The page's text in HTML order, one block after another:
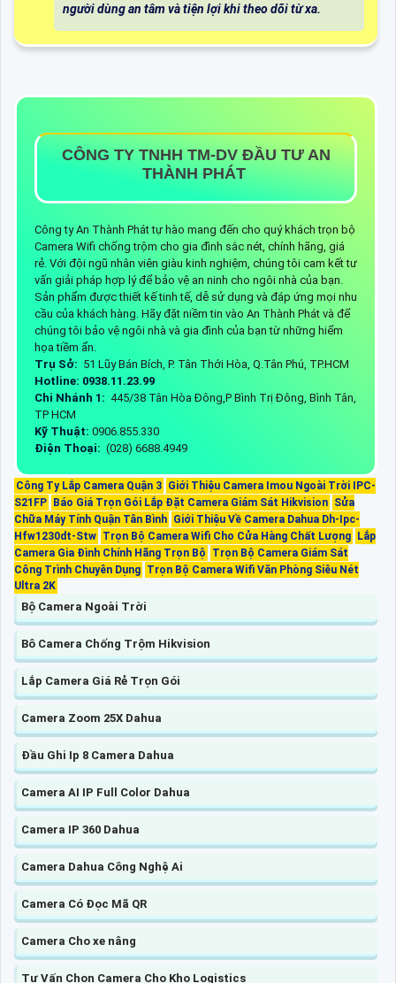
người dùng an tâm và tiện lợi khi theo dõi từ xa.
CÔNG TY TNHH TM-DV ĐẦU TƯ AN
THÀNH PHÁT
Công ty An Thành Phát tự hào mang đến cho quý khách trọn bộ
Camera Wifi chống trộm cho gia đình sắc nét, chính hãng, giá
rẻ. Với đội ngũ nhân viên giàu kinh nghiệm, chúng tôi cam kết tư
vấn giải pháp hợp lý để bảo vệ an ninh cho ngôi nhà của bạn.
Sản phẩm được thiết kế tinh tế, dễ sử dụng và đáp ứng mọi nhu
cầu của khách hàng. Hãy đặt niềm tin vào An Thành Phát và để
chúng tôi bảo vệ ngôi nhà và gia đình của bạn từ những hiểm
họa tiềm ẩn.
Trụ Sở: 51 Lũy Bán Bích, P. Tân Thới Hòa, Q.Tân Phú, TP.HCM
Hotline: 0938.11.23.99
Chi Nhánh 1: 445/38 Tân Hòa Đông,P Bình Trị Đông, Bình Tân,
TP HCM
Kỹ Thuật: 0906.855.330
Điện Thoại: (028) 6688.4949
Công Ty Lắp Camera Quận 3 Giới Thiệu Camera Imou Ngoài Trời IPC-
S21FP
Báo Giá Trọn Gói Lắp Đặt Camera Giám Sát Hikvision Sửa
Chữa Máy Tính Quận Tân Bình Giới Thiệu Về Camera Dahua Dh-Ipc-
Hfw1230dt-Stw Trọn Bộ Camera Wifi Cho Cửa Hàng Chất Lượng
Lắp
Camera Gia Đình Chính Hãng Trọn Bộ
Trọn Bộ Camera Giám Sát
Công Trình Chuyên Dụng Trọn Bộ Camera Wifi Văn Phòng Siêu Nét
Ultra 2K
Bộ Camera Ngoài Trời
Bô Camera Chống Trộm Hikvision
Lắp Camera Giá Rẻ Trọn Gói
Camera Zoom 25X Dahua
Đầu Ghi Ip 8 Camera Dahua
Camera AI IP Full Color Dahua
Camera IP 360 Dahua
Camera Dahua Công Nghệ Ai
Camera Có Đọc Mã QR
Camera Cho xe nâng
Tư Vấn Chọn Camera Cho Kho Logistics